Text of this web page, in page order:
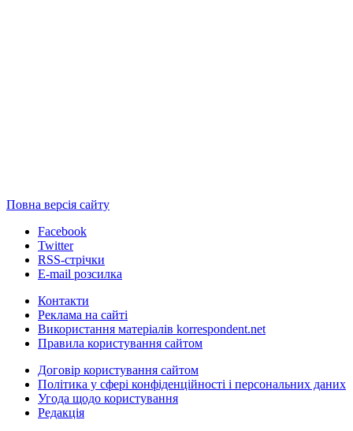
Повна версія сайту
Facebook
Twitter
RSS-стрічки
E-mail розсилка
Контакти
Реклама на сайті
Використання матеріалів korrespondent.net
Правила користування сайтом
Договір користування сайтом
Політика у сфері конфіденційності і персональних даних
Угода щодо користування
Редакція